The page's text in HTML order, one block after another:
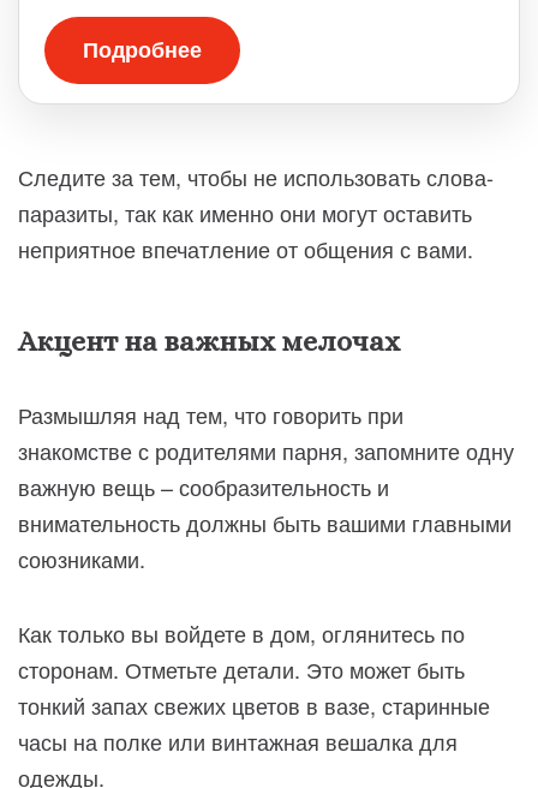
Подробнее
Следите за тем, чтобы не использовать слова-
паразиты, так как именно они могут оставить
неприятное впечатление от общения с вами.
Акцент на важных мелочах
Размышляя над тем, что говорить при
знакомстве с родителями парня, запомните одну
важную вещь – сообразительность и
внимательность должны быть вашими главными
союзниками.
Как только вы войдете в дом, оглянитесь по
сторонам. Отметьте детали. Это может быть
тонкий запах свежих цветов в вазе, старинные
часы на полке или винтажная вешалка для
одежды.